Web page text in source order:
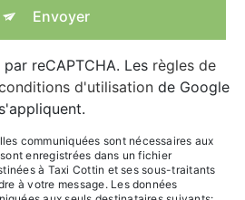
Envoyer
reCAPTCHA. Les règles de
d'utilisation de Google
s'appliquent.
communiquées sont nécessaires aux
enregistrées dans un fichier
à Taxi Cottin et ses sous-traitants
à votre message. Les données